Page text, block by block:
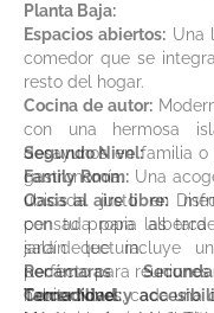
Planta Baja:
Espacios abiertos: Una
comedor que se
resto del hogar.
Cocina de autor:
con una hermosa
desayunos en familia
gastronomía.
Oasis al aire libre:
con tu propia
jardín que incluye
perfecto para
Comodidad y
Segundo Nivel:
Family Room: Una
ubicada justo en
pensada para las
sala de lectura.
Recámaras
habitaciones, cada una
Tercer Nivel: